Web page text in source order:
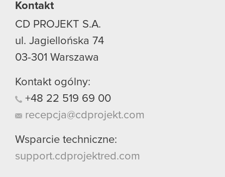
Kontakt
CD PROJEKT S.A.
ul. Jagiellońska 74
03-301 Warszawa
Kontakt ogólny:
+48 22 519 69 00
recepcja@cdprojekt.com
Wsparcie techniczne:
support.cdprojektred.com